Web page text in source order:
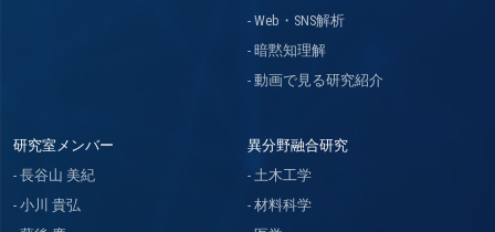
Web・SNS解析
暗黙知理解
動画で見る研究紹介
研究室メンバー
長谷山 美紀
小川 貴弘
異分野融合研究
土木工学
材料科学